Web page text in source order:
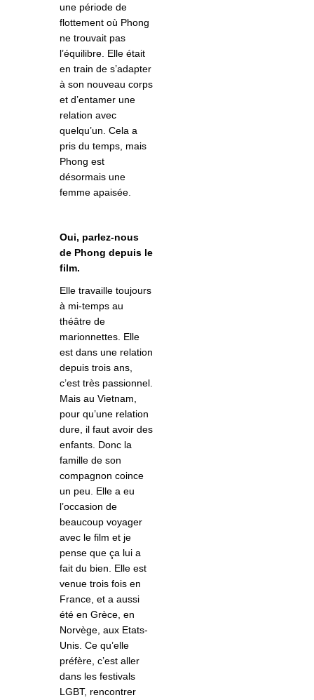
une période de
flottement où Phong
ne trouvait pas
l’équilibre. Elle était
en train de s’adapter
à son nouveau corps
et d’entamer une
relation avec
quelqu’un. Cela a
pris du temps, mais
Phong est
désormais une
femme apaisée.
Oui, parlez-nous
de Phong depuis le
film.
Elle travaille toujours
à mi-temps au
théâtre de
marionnettes. Elle
est dans une relation
depuis trois ans,
c’est très passionnel.
Mais au Vietnam,
pour qu’une relation
dure, il faut avoir des
enfants. Donc la
famille de son
compagnon coince
un peu. Elle a eu
l’occasion de
beaucoup voyager
avec le film et je
pense que ça lui a
fait du bien. Elle est
venue trois fois en
France, et a aussi
été en Grèce, en
Norvège, aux Etats-
Unis. Ce qu’elle
préfère, c’est aller
dans les festivals
LGBT, rencontrer